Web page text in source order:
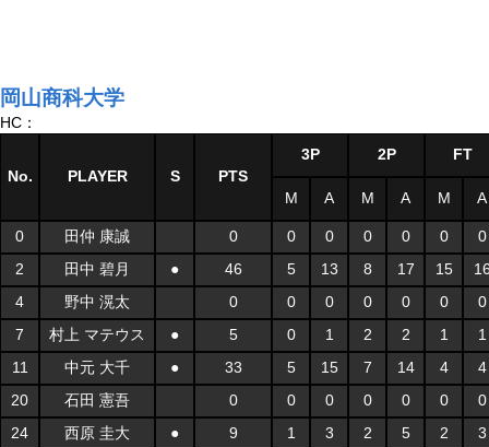
岡山商科大学
HC：
No. PLAYER S PTS
3P 2P FT
M A M A M A
0 田仲 康誠 0 0 0 0 0 0
0
2
田中 碧月 ● 46 5 13 8 17 15
4
野中 滉太 0 0 0 0 0 0
0
7
村上 マテウス ● 5 0 1 2 2 1
1
11
中元 大千 ● 33 5 15 7 14 4
4
20
石田 憲吾 0 0 0 0 0 0
0
24
西原 圭大 ● 9 1 3 2 5 2
3